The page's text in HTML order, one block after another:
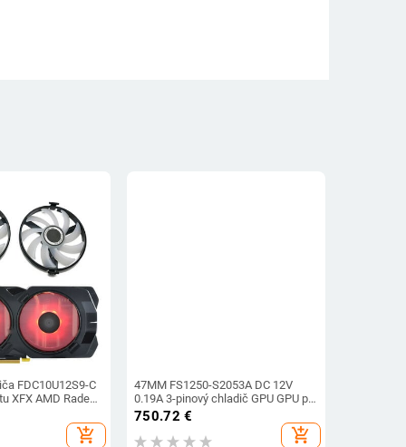
FDC10U12S9-C
XFX AMD Radeon
RX480
add_shopping_cart
47MM FS1250-S2053A DC 12V
0.19A 3-pinový chladič GPU GPU pre
Gigabyte GTX 1050Ti OC
nízkoprofilový 4G grafický ventilátor
750.72 €
add_shopping_cart